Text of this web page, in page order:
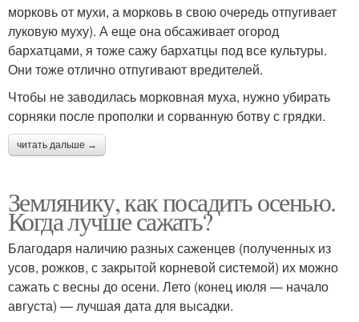
морковь от мухи, а морковь в свою очередь отпугивает
луковую муху). А еще она обсаживает огород
бархатцами, я тоже сажу бархатцы под все культуры.
Они тоже отлично отпугивают вредителей.
Чтобы не заводилась морковная муха, нужно убирать
сорняки после прополки и сорванную ботву с грядки.
читать дальше →
Землянику, как посадить осенью.
Когда лучше сажать?
Благодаря наличию разных саженцев (полученных из
усов, рожков, с закрытой корневой системой) их можно
сажать с весны до осени. Лето (конец июля — начало
августа) — лучшая дата для высадки.